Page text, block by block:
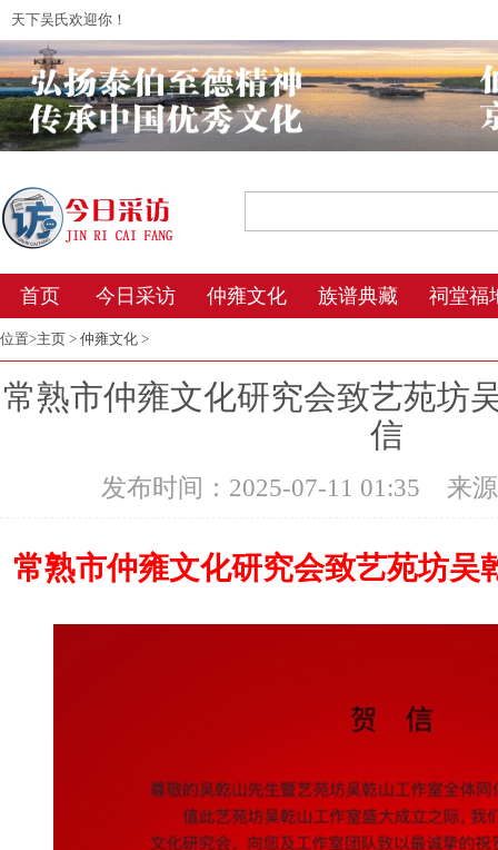
天下吴氏欢迎你！
2026年8月6日 8:51 星期四 农历丙午年(马)
首页 今日采访 仲雍文化 族谱典藏 祠堂福
位置>主页 > 仲雍文化 >
常熟市仲雍文化研究会致艺苑坊
信
发布时间：2025-07-11 01:35 来
常熟市仲雍文化研究会致艺苑坊吴